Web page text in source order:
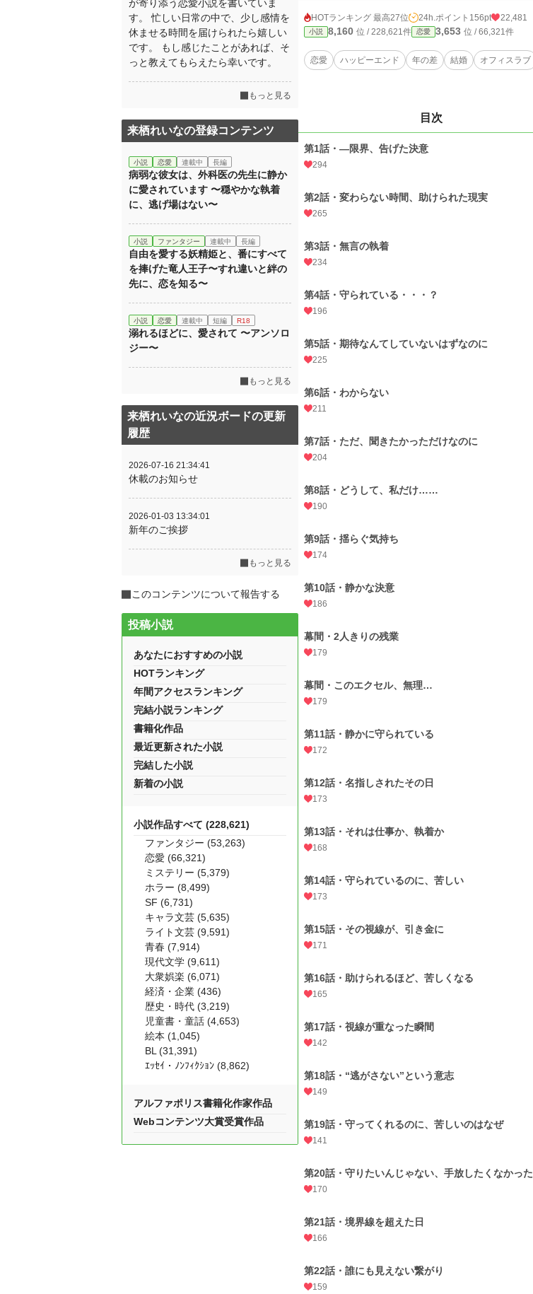
HOTランキング 最高27位 24h.ポイント 156pt 22,481
小説 8,160 位 / 228,621件 恋愛 3,653 位 / 66,321件
恋愛 ハッピーエンド 年の差 結婚 オフィスラブ
目次
第1話・—限界、告げた決意
294
第2話・変わらない時間、助けられた現実
265
第3話・無言の執着
234
第4話・守られている・・・？
196
第5話・期待なんてしていないはずなのに
225
第6話・わからない
211
第7話・ただ、聞きたかっただけなのに
204
第8話・どうして、私だけ……
190
第9話・揺らぐ気持ち
174
第10話・静かな決意
186
幕間・2人きりの残業
179
幕間・このエクセル、無理…
179
第11話・静かに守られている
172
第12話・名指しされたその日
173
第13話・それは仕事か、執着か
168
第14話・守られているのに、苦しい
173
第15話・その視線が、引き金に
171
第16話・助けられるほど、苦しくなる
165
第17話・視線が重なった瞬間
142
第18話・“逃がさない”という意志
149
第19話・守ってくれるのに、苦しいのはなぜ
141
第20話・守りたいんじゃない、手放したくなかった
170
第21話・境界線を超えた日
166
第22話・誰にも見えない繋がり
159
が寄り添う恋愛小説を書いていま
す。 忙しい日常の中で、少し感情を
休ませる時間を届けられたら嬉しい
です。 もし感じたことがあれば、そ
っと教えてもらえたら幸いです。
もっと見る
来栖れいなの登録コンテンツ
小説 恋愛 連載中 長編
病弱な彼女は、外科医の先生に静か
に愛されています 〜穏やかな執着
に、逃げ場はない〜
小説 ファンタジー 連載中 長編
自由を愛する妖精姫と、番にすべて
を捧げた竜人王子〜すれ違いと絆の
先に、恋を知る〜
小説 恋愛 連載中 短編 R18
溺れるほどに、愛されて 〜アンソロ
ジー〜
もっと見る
来栖れいなの近況ボードの更新
履歴
2026-07-16 21:34:41
休載のお知らせ
2026-01-03 13:34:01
新年のご挨拶
もっと見る
このコンテンツについて報告する
投稿小説
あなたにおすすめの小説
HOTランキング
年間アクセスランキング
完結小説ランキング
書籍化作品
最近更新された小説
完結した小説
新着の小説
小説作品すべて (228,621)
ファンタジー (53,263)
恋愛 (66,321)
ミステリー (5,379)
ホラー (8,499)
SF (6,731)
キャラ文芸 (5,635)
ライト文芸 (9,591)
青春 (7,914)
現代文学 (9,611)
大衆娯楽 (6,071)
経済・企業 (436)
歴史・時代 (3,219)
児童書・童話 (4,653)
絵本 (1,045)
BL (31,391)
ｴｯｾｲ・ﾉﾝﾌｨｸｼｮﾝ (8,862)
アルファポリス書籍化作家作品
Webコンテンツ大賞受賞作品